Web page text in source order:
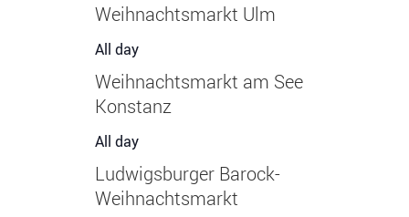
Weihnachtsmarkt Ulm
All day
Weihnachtsmarkt am See
Konstanz
All day
Ludwigsburger Barock-
Weihnachtsmarkt